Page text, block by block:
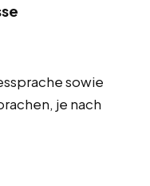
sowie
je nach